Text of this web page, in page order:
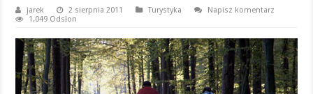
jarek 2 sierpnia 2011 Turystyka
Napisz komentarz
1,049 Odsłon